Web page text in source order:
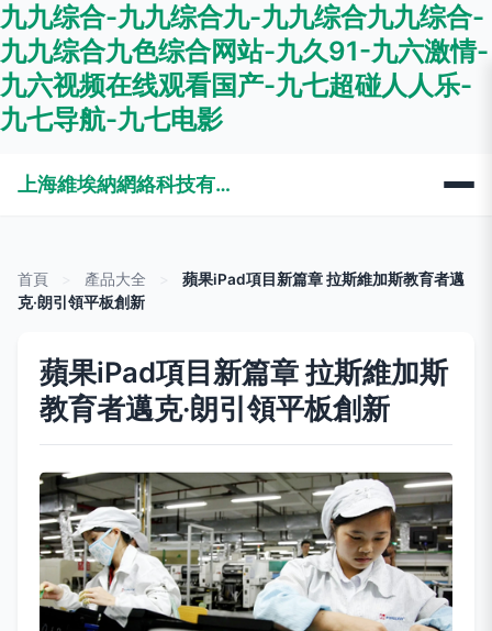
九九综合-九九综合九-九九综合九九综合-
九九综合九色综合网站-九久91-九六激情-
九六视频在线观看国产-九七超碰人人乐-
九七导航-九七电影
上海維埃納網絡科技有限公司
首頁 產品大全
蘋果iPad項目新篇章 拉斯維加斯教育者邁
克·朗引領平板創新
蘋果iPad項目新篇章 拉斯維加斯
教育者邁克·朗引領平板創新